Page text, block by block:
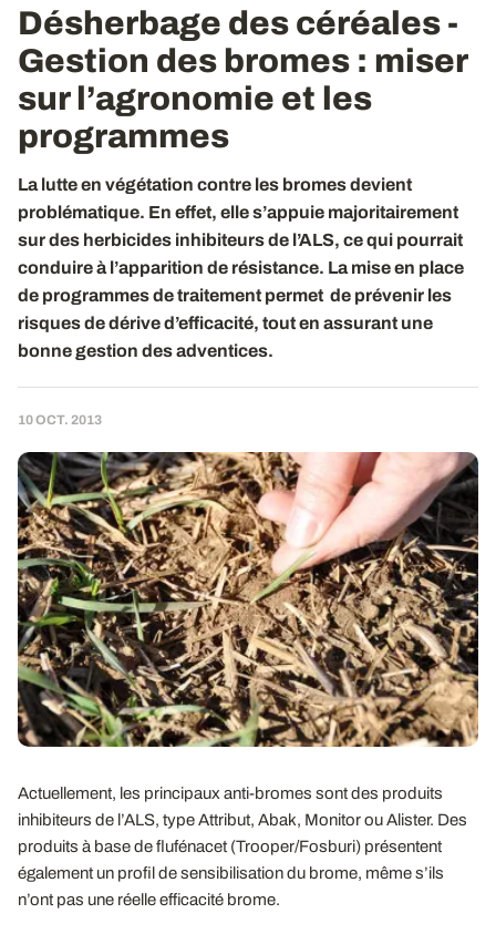
Désherbage des céréales -
Gestion des bromes : miser
sur l’agronomie et les
programmes
La lutte en végétation contre les bromes devient
problématique. En effet, elle s’appuie majoritairement
sur des herbicides inhibiteurs de l’ALS, ce qui pourrait
conduire à l’apparition de résistance. La mise en place
de programmes de traitement permet de prévenir les
risques de dérive d’efficacité, tout en assurant une
bonne gestion des adventices.
10 OCT. 2013
Actuellement, les principaux anti-bromes sont des produits
inhibiteurs de l’ALS, type Attribut, Abak, Monitor ou Alister. Des
produits à base de flufénacet (Trooper/Fosburi) présentent
également un profil de sensibilisation du brome, même s’ils
n’ont pas une réelle efficacité brome.